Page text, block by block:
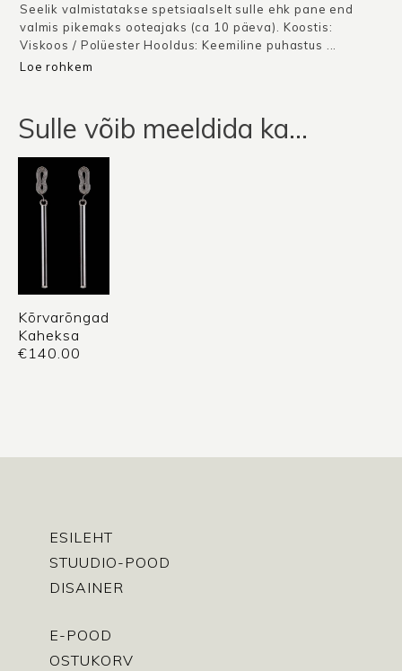
kogus
Seelik valmistatakse spetsiaalselt sulle ehk pane end
valmis pikemaks ooteajaks (ca 10 päeva). Koostis:
Viskoos / Polüester Hooldus: Keemiline puhastus ...
Loe rohkem
Sulle võib meeldida ka…
Kõrvarõngad
Kaheksa
€140.00
ESILEHT
STUUDIO-POOD
DISAINER
E-POOD
OSTUKORV